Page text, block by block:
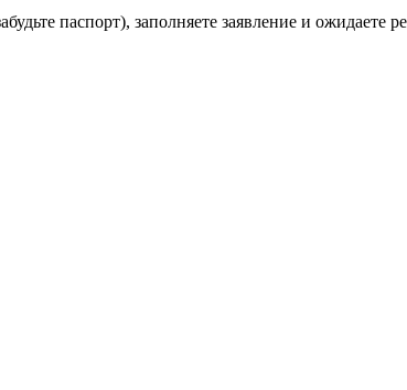
паспорт), заполняете заявление и ожидаете